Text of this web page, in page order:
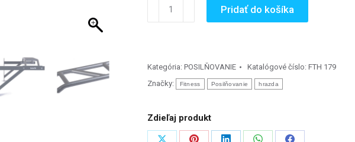
množstvo
Pull
Pridať do košíka
Kategória: POSILŇOVANIE Katalógové číslo: FTH 179
Značky:
Fitness Posilňovanie hrazda
Zdieľaj produkt